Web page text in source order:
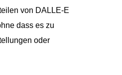
von DALLE-E
dass es zu
oder